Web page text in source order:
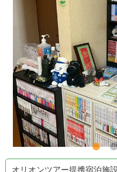
オリオンツアー提携宿泊施